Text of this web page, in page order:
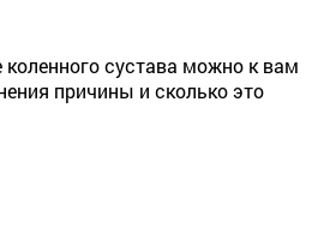
сустава можно к вам
причины и сколько это